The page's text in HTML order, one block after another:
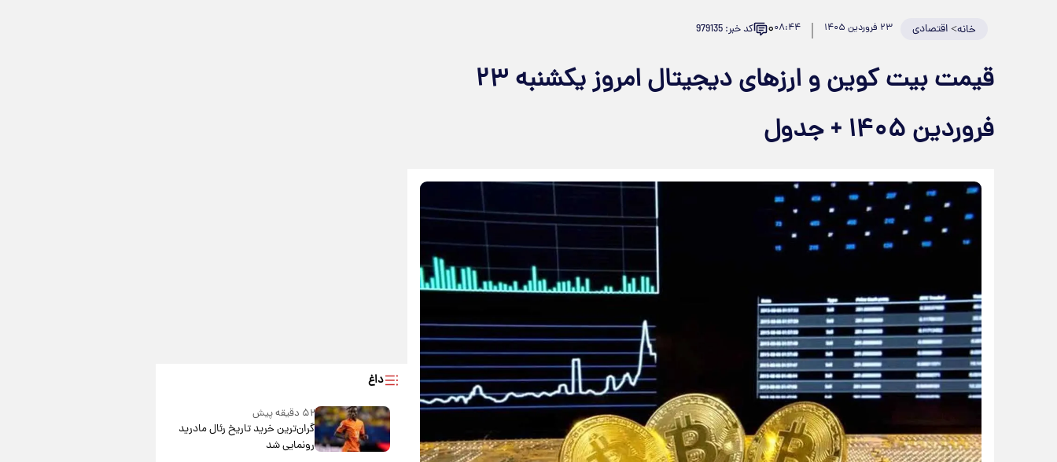
خانه>اقتصادی ۲۳ فروردین ۱۴۰۵ ۰۸:۴۴۰ کد خبر: 979135
قیمت بیت کوین و ارز‌های دیجیتال امروز یکشنبه ۲۳
فروردین ۱۴۰۵ + جدول
داغ
۵۲ دقیقه پیش
گران‌ترین خرید تاریخ رئال مادرید
رونمایی شد